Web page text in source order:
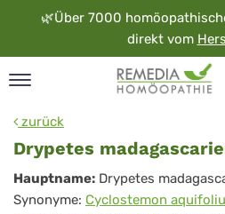
🌿Über 7000
direkt vom
zurück
Drypetes
Drypetes
madagascariensis
Hauptname: Drypetes
Synonyme: Cyclostemon